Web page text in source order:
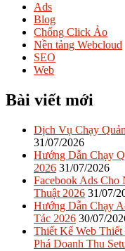
Ads
Blog
Chống Click Ảo
Nền tảng Webcloud
SEO
Web
Bài viết mới
Dịch Vụ Chạy
31/07/2026
Hướng Dẫn Chạy
2026 31/07/2026
Facebook Ads
Thuật 2026 31/07/
Hướng Dẫn Chạy
Tác 2026 30/07/
Thiết Kế Web
Phá Doanh Thu